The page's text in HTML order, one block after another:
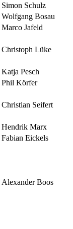
Simon Schulz
Wolfgang Bosau
Marco Jafeld
Christoph Lüke
Katja Pesch
Phil Körfer
Christian Seifert
Hendrik Marx
Fabian Eickels
Alexander Boos